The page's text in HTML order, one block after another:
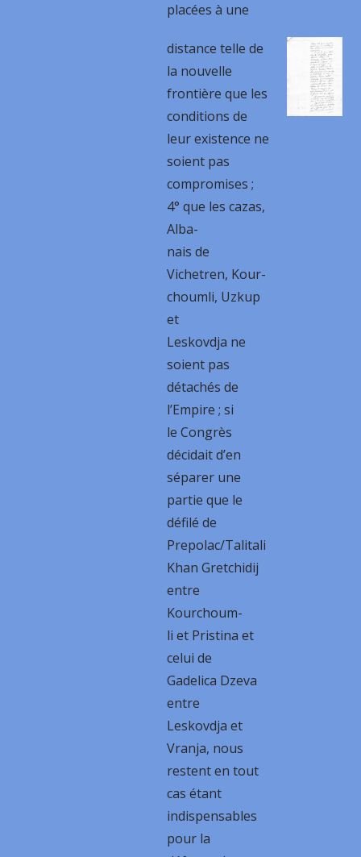
placées à une
distance telle de
la nouvelle
frontière que les
conditions de
leur existence ne
soient pas
compromises ;
4° que les cazas,
Alba-
nais de
Vichetren, Kour-
choumli, Uzkup
et
Leskovdja ne
soient pas
détachés de
l’Empire ; si
le Congrès
décidait d’en
séparer une
partie que le
défilé de
Prepolac/Talitali
Khan Gretchidij
entre
Kourchoum-
li et Pristina et
celui de
Gadelica Dzeva
entre
Leskovdja et
Vranja, nous
restent en tout
cas étant
indispensables
pour la